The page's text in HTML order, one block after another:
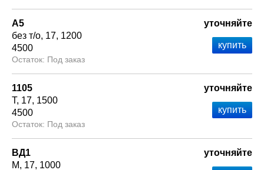
А5
без т/о 17 1200
4500
Под заказ
уточняйте
1105
Т 17 1500
4500
Под заказ
уточняйте
ВД1
М
17 1000
уточняйте